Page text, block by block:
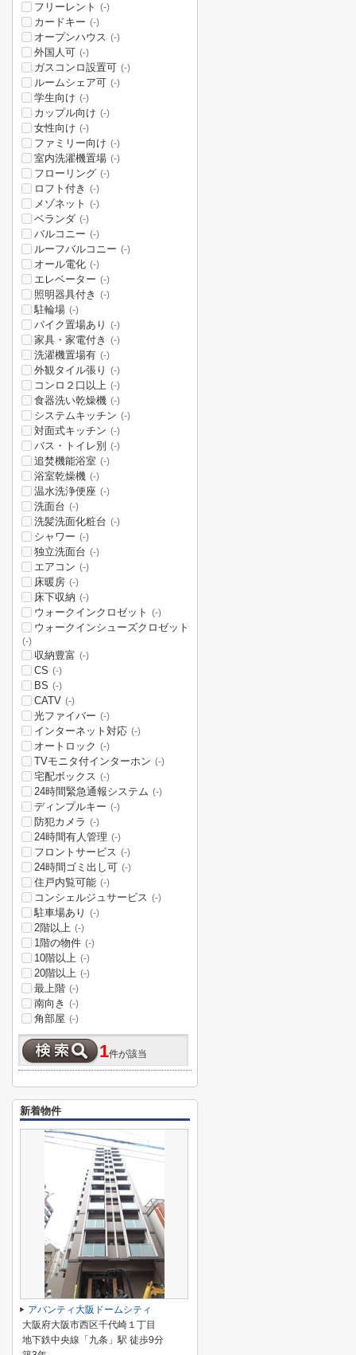
フリーレント (-)
カードキー (-)
オープンハウス (-)
外国人可 (-)
ガスコンロ設置可 (-)
ルームシェア可 (-)
学生向け (-)
カップル向け (-)
女性向け (-)
ファミリー向け (-)
室内洗濯機置場 (-)
フローリング (-)
ロフト付き (-)
メゾネット (-)
ベランダ (-)
バルコニー (-)
ルーフバルコニー (-)
オール電化 (-)
エレベーター (-)
照明器具付き (-)
駐輪場 (-)
バイク置場あり (-)
家具・家電付き (-)
洗濯機置場有 (-)
外観タイル張り (-)
コンロ２口以上 (-)
食器洗い乾燥機 (-)
システムキッチン (-)
対面式キッチン (-)
バス・トイレ別 (-)
追焚機能浴室 (-)
浴室乾燥機 (-)
温水洗浄便座 (-)
洗面台 (-)
洗髪洗面化粧台 (-)
シャワー (-)
独立洗面台 (-)
エアコン (-)
床暖房 (-)
床下収納 (-)
ウォークインクロゼット (-)
ウォークインシューズクロゼット
(-)
収納豊富 (-)
CS (-)
BS (-)
CATV (-)
光ファイバー (-)
インターネット対応 (-)
オートロック (-)
TVモニタ付インターホン (-)
宅配ボックス (-)
24時間緊急通報システム (-)
ディンプルキー (-)
防犯カメラ (-)
24時間有人管理 (-)
フロントサービス (-)
24時間ゴミ出し可 (-)
住戸内覧可能 (-)
コンシェルジュサービス (-)
駐車場あり (-)
2階以上 (-)
1階の物件 (-)
10階以上 (-)
20階以上 (-)
最上階 (-)
南向き (-)
角部屋 (-)
1件が該当
新着物件
アバンティ大阪ドームシティ
大阪府大阪市西区千代崎１丁目
地下鉄中央線「九条」駅 徒歩9分